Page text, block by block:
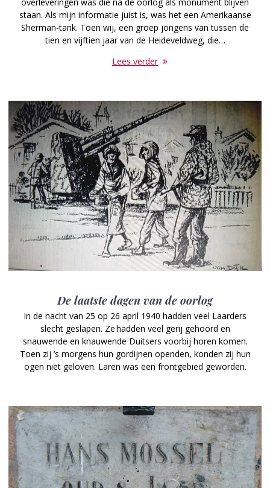
overleveringen was die na de oorlog als monument blijven
staan. Als mijn informatie juist is, was het een Amerikaanse
Sherman-tank. Toen wij, een groep jongens van tussen de
tien en vijftien jaar van de Heideveldweg, die…
Lees verder
De laatste dagen van de oorlog
In de nacht van 25 op 26 april 1940 hadden veel Laarders
slecht geslapen. Ze hadden veel gerij gehoord en
snauwende en knauwende Duitsers voorbij horen komen.
Toen zij ’s morgens hun gordijnen openden, konden zij hun
ogen niet geloven. Laren was een frontgebied geworden.